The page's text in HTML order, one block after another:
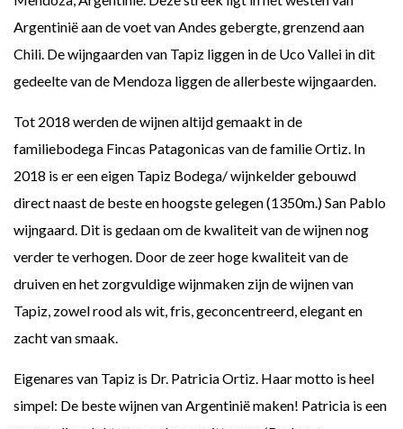
Argentinië aan de voet van Andes gebergte, grenzend aan
Chili. De wijngaarden van Tapiz liggen in de Uco Vallei in dit
gedeelte van de Mendoza liggen de allerbeste wijngaarden.
Tot 2018 werden de wijnen altijd gemaakt in de
familiebodega Fincas Patagonicas van de familie Ortiz. In
2018 is er een eigen Tapiz Bodega/ wijnkelder gebouwd
direct naast de beste en hoogste gelegen (1350m.) San Pablo
wijngaard. Dit is gedaan om de kwaliteit van de wijnen nog
verder te verhogen. Door de zeer hoge kwaliteit van de
druiven en het zorgvuldige wijnmaken zijn de wijnen van
Tapiz, zowel rood als wit, fris, geconcentreerd, elegant en
zacht van smaak.
Eigenares van Tapiz is Dr. Patricia Ortiz. Haar motto is heel
simpel: De beste wijnen van Argentinië maken! Patricia is een